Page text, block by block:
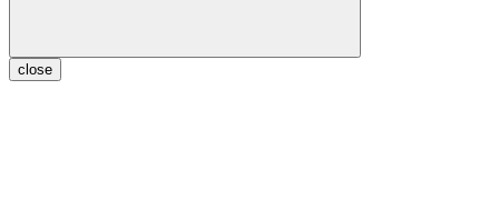
close